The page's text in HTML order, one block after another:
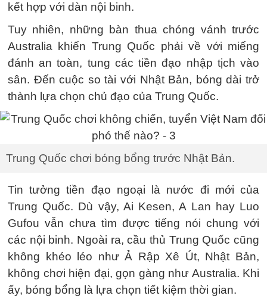
kết hợp với dàn nội binh.
Tuy nhiên, những bàn thua chóng vánh trước
Australia khiến Trung Quốc phải về với miếng
đánh an toàn, tung các tiền đạo nhập tịch vào
sân. Đến cuộc so tài với Nhật Bản, bóng dài trở
thành lựa chọn chủ đạo của Trung Quốc.
Trung Quốc chơi bóng bổng trước Nhật Bản.
Tin tưởng tiền đạo ngoại là nước đi mới của
Trung Quốc. Dù vậy, Ai Kesen, A Lan hay Luo
Gufou vẫn chưa tìm được tiếng nói chung với
các nội binh. Ngoài ra, cầu thủ Trung Quốc cũng
không khéo léo như Ả Rập Xê Út, Nhật Bản,
không chơi hiện đại, gọn gàng như Australia. Khi
ấy, bóng bổng là lựa chọn tiết kiệm thời gian.